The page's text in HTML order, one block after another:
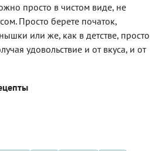
просто в чистом виде, не
Просто берете початок,
или же, как в детстве, просто
удовольствие и от вкуса, и от